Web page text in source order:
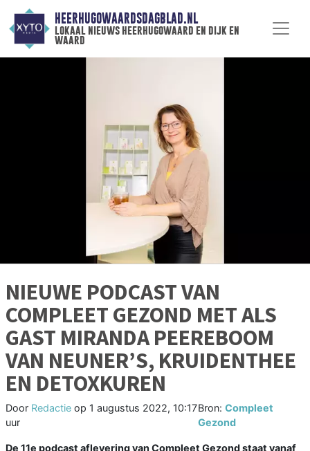
HEERHUGOWAARDSDAGBLAD.NL
lokaal nieuws heerhugowaard en dijk en
waard
NIEUWE PODCAST VAN
COMPLEET GEZOND MET ALS
GAST MIRANDA PEEREBOOM
VAN NEUNER’S, KRUIDENTHEE
EN DETOXKUREN
Door Redactie op 1 augustus 2022, 10:17
uur
Bron:Compleet
Gezond
De 11e podcast aflevering van Compleet Gezond staat vanaf